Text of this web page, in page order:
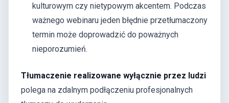
kulturowym czy nietypowym akcentem. Podczas
ważnego webinaru jeden błędnie przetłumaczony
termin może doprowadzić do poważnych
nieporozumień.
Tłumaczenie realizowane wyłącznie przez ludzi
polega na zdalnym podłączeniu profesjonalnych